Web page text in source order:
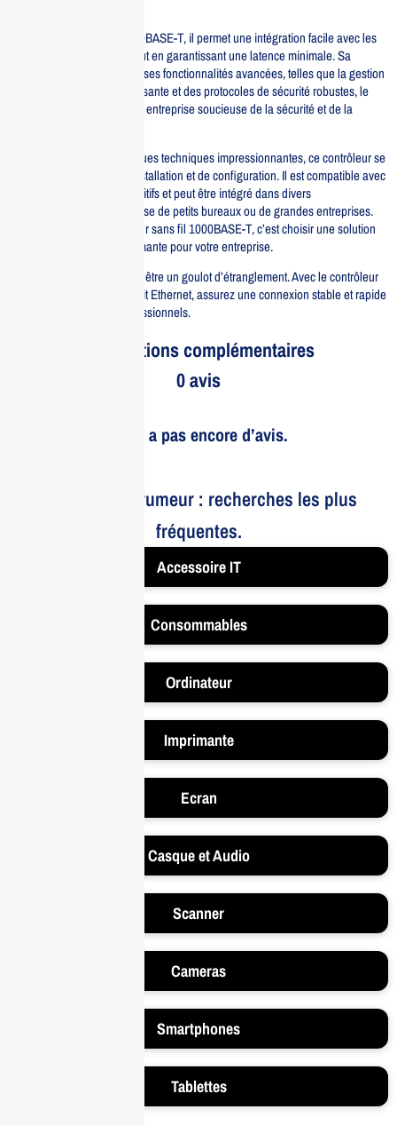
Doté de la technologie 1000BASE-T, il permet une intégration facile avec les
infrastructures existantes tout en garantissant une latence minimale. Sa
conception ergonomique et ses fonctionnalités avancées, telles que la gestion
intelligente de la bande passante et des protocoles de sécurité robustes, le
rendent essentiel pour toute entreprise soucieuse de la sécurité et de la
En plus de ses caractéristiques techniques impressionnantes, ce contrôleur se
distingue par sa facilité d’installation et de configuration. Il est compatible avec
une large gamme de dispositifs et peut être intégré dans divers
environnements, qu’il s’agisse de petits bureaux ou de grandes entreprises.
Investir dans notre contrôleur sans fil 1000BASE-T, c’est choisir une solution
durable, évolutive et performante pour votre entreprise.
Ne laissez pas votre réseau être un goulot d’étranglement. Avec le contrôleur
sans fil 1000BASE-T Gigabit Ethernet, assurez une connexion stable et rapide
pour tous vos besoins professionnels.
Informations complémentaires
0 avis
Il n’y a pas encore d’avis.
Le bruit et la rumeur : recherches les plus
fréquentes.
Accessoire IT
Consommables
Ordinateur
Imprimante
Ecran
Casque et Audio
Scanner
Cameras
Smartphones
Tablettes